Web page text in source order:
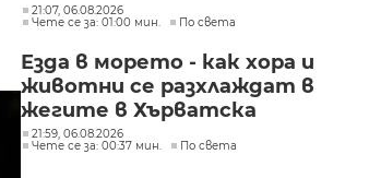
21:07, 06.08.2026
Чете се за: 01:00 мин.
По света
Езда в морето - как хора и
животни се разхлаждат в
жегите в Хърватска
21:59, 06.08.2026
Чете се за: 00:37 мин.
По света